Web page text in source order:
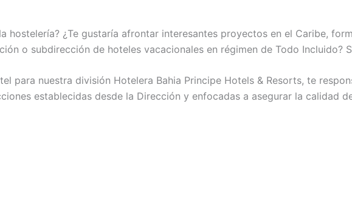
hostelería? ¿Te gustaría afrontar interesantes proyectos en el Caribe,
o subdirección de hoteles vacacionales en régimen de Todo Incluido?
para nuestra división Hotelera Bahia Principe Hotels & Resorts, te
establecidas desde la Dirección y enfocadas a asegurar la calidad